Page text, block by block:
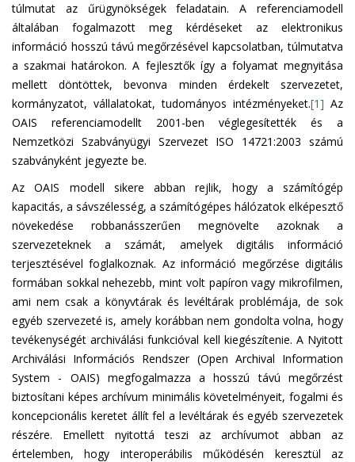
túlmutat az űrügynökségek feladatain. A referenciamodell
általában fogalmazott meg kérdéseket az elektronikus
információ hosszú távú megőrzésével kapcsolatban, túlmutatva
a szakmai határokon. A fejlesztők így a folyamat megnyitása
mellett döntöttek, bevonva minden érdekelt szervezetet,
kormányzatot, vállalatokat, tudományos intézményeket.[1] Az
OAIS referenciamodellt 2001-ben véglegesítették és a
Nemzetközi Szabványügyi Szervezet ISO 14721:2003 számú
szabványként jegyezte be.
Az OAIS modell sikere abban rejlik, hogy a számítógép
kapacitás, a sávszélesség, a számítógépes hálózatok elképesztő
növekedése robbanásszerűen megnövelte azoknak a
szervezeteknek a számát, amelyek digitális információ
terjesztésével foglalkoznak. Az információ megőrzése digitális
formában sokkal nehezebb, mint volt papíron vagy mikrofilmen,
ami nem csak a könyvtárak és levéltárak problémája, de sok
egyéb szervezeté is, amely korábban nem gondolta volna, hogy
tevékenységét archiválási funkcióval kell kiegészítenie. A Nyitott
Archiválási Információs Rendszer (Open Archival Information
System - OAIS) megfogalmazza a hosszú távú megőrzést
biztosítani képes archívum minimális követelményeit, fogalmi és
koncepcionális keretet állít fel a levéltárak és egyéb szervezetek
részére. Emellett nyitottá teszi az archívumot abban az
értelemben, hogy interoperábilis működésén keresztül az